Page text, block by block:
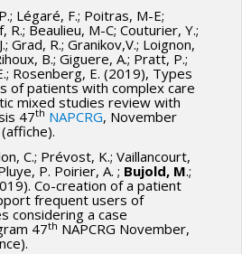
Légaré, F.; Poitras, M-E;
R.; Beaulieu, M-C; Couturier, Y.;
Grad, R.; Granikov,V.; Loignon,
B.; Giguere, A.; Pratt, P.;
Rosenberg, E. (2019), Types
of patients with complex care
mixed studies review with
47th NAPCRG, November
C.; Prévost, K.; Vaillancourt,
P. Poirier, A. ; Bujold, M.;
Co-creation of a patient
frequent users of
considering a case
47th NAPCRG November,